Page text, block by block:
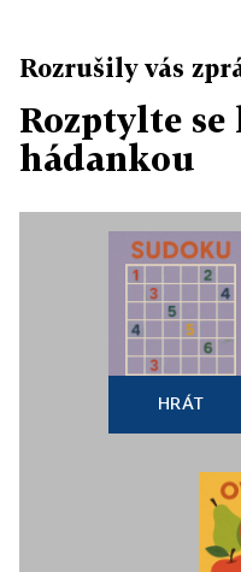
Rozrušily vás
Rozptylte
hádankou
HRÁT